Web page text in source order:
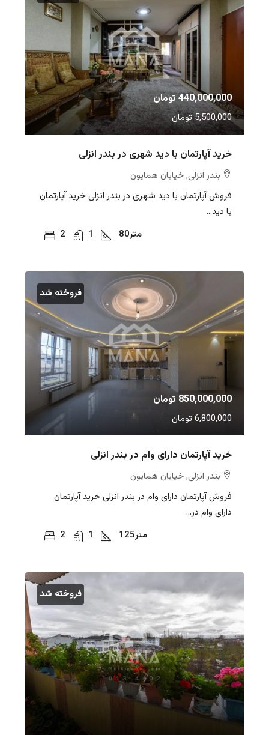
440,000,000 تومان
5,500,000 تومان
خرید آپارتمان با دید شهری در بندر انزلی
بندر انزلی, خیابان همایون
فروش آپارتمان با دید شهری در بندر انزلی خرید آپارتمان
با دید...
2
1 80متر
فروخته شد
850,000,000 تومان
6,800,000 تومان
خرید آپارتمان دارای وام در بندر انزلی
بندر انزلی, خیابان همایون
فروش آپارتمان دارای وام در بندر انزلی خرید آپارتمان
دارای وام در...
2
1 125متر
فروخته شد